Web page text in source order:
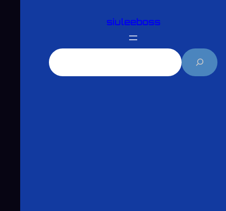
siuleeboss